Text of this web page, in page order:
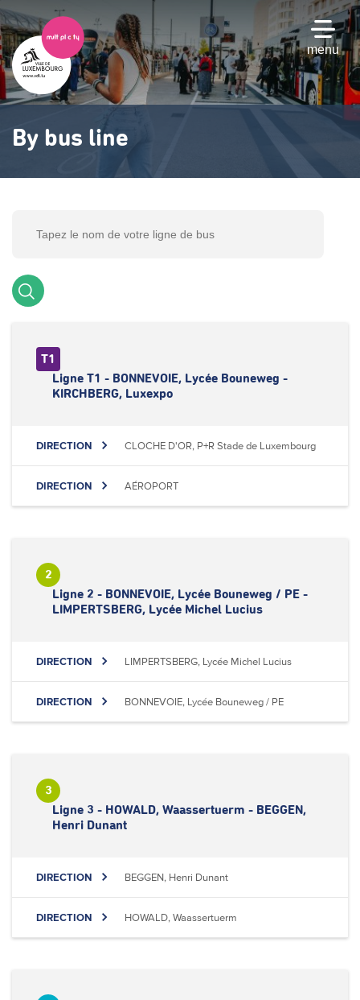
Skip
to
main
content
menu
By bus line
T1
Ligne T1 - BONNEVOIE, Lycée Bouneweg -
KIRCHBERG, Luxexpo
DIRECTION CLOCHE D'OR, P+R Stade de Luxembourg
DIRECTION AÉROPORT
2
Ligne 2 - BONNEVOIE, Lycée Bouneweg / PE -
LIMPERTSBERG, Lycée Michel Lucius
DIRECTION LIMPERTSBERG, Lycée Michel Lucius
DIRECTION BONNEVOIE, Lycée Bouneweg / PE
3
Ligne 3 - HOWALD, Waassertuerm - BEGGEN,
Henri Dunant
DIRECTION BEGGEN, Henri Dunant
DIRECTION HOWALD, Waassertuerm